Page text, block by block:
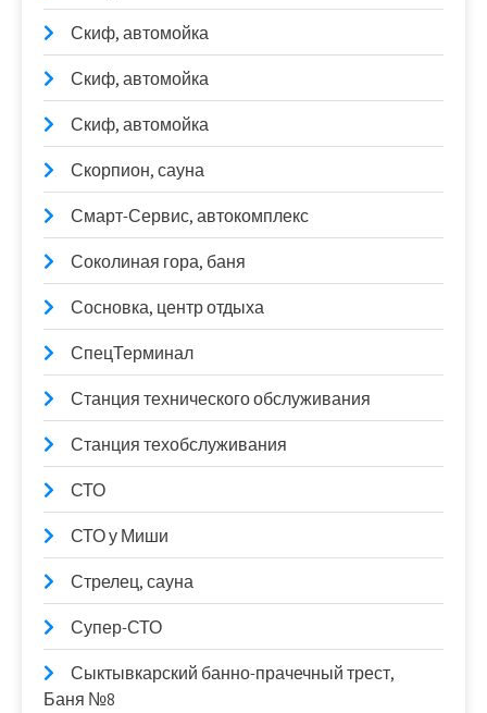
Скиф, автомойка
Скиф, автомойка
Скиф, автомойка
Скорпион, сауна
Смарт-Сервис, автокомплекс
Соколиная гора, баня
Сосновка, центр отдыха
СпецТерминал
Станция технического обслуживания
Станция техобслуживания
СТО
СТО у Миши
Стрелец, сауна
Супер-СТО
Сыктывкарский банно-прачечный трест,
Баня №8